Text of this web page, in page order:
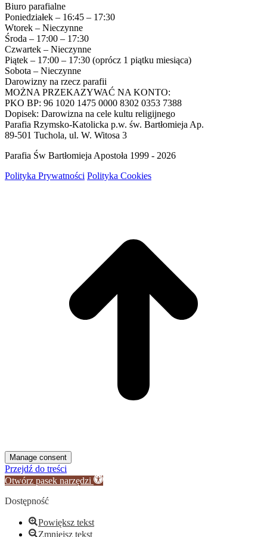
Biuro parafialne
Poniedziałek – 16:45 – 17:30
Wtorek – Nieczynne
Środa – 17:00 – 17:30
Czwartek – Nieczynne
Piątek – 17:00 – 17:30 (oprócz 1 piątku miesiąca)
Sobota – Nieczynne
Darowizny na rzecz parafii
MOŻNA PRZEKAZYWAĆ NA KONTO:
PKO BP: 96 1020 1475 0000 8302 0353 7388
Dopisek: Darowizna na cele kultu religijnego
Parafia Rzymsko-Katolicka p.w. św. Bartłomieja Ap.
89-501 Tuchola, ul. W. Witosa 3
Parafia Św Bartłomieja Apostoła 1999 - 2026
Polityka Prywatności Polityka Cookies
Manage consent
Przejdź do treści
Otwórz pasek narzędzi
Dostępność
Powiększ tekst
Zmniejsz tekst